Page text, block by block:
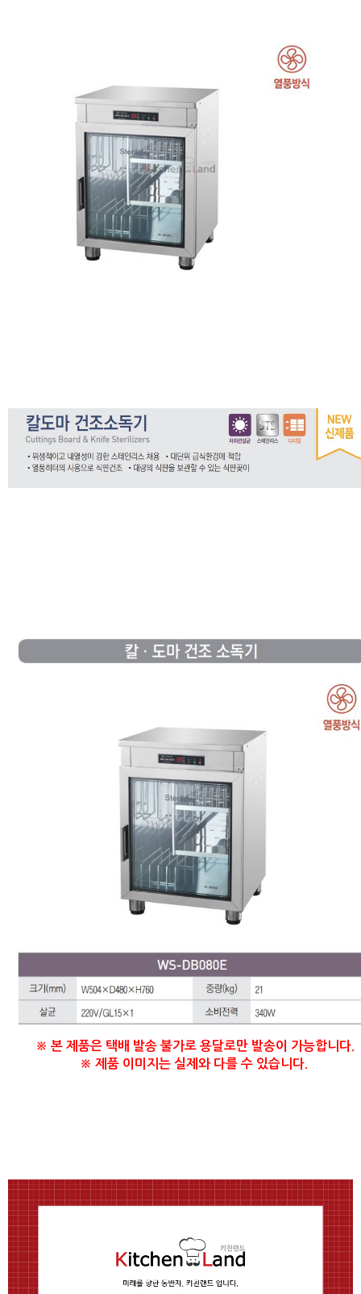
※ 본 제품은 택배 발송 불가로 용달로만 발송이 가능합니다.
※ 제품 이미지는 실제와 다를 수 있습니다.